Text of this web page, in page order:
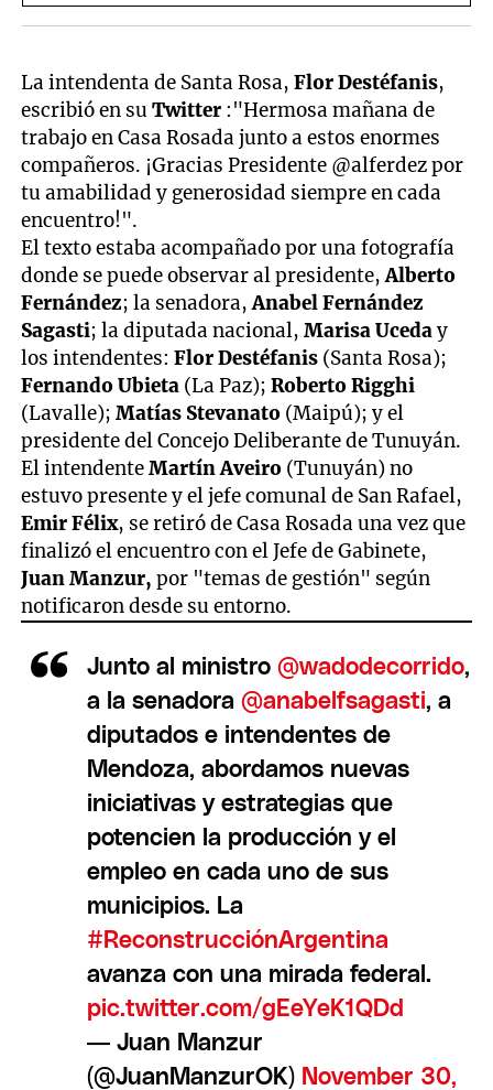
La intendenta de Santa Rosa,Flor Destéfanis,
escribió en suTwitter :"Hermosa mañana de
trabajo en Casa Rosada junto a estos enormes
compañeros. ¡Gracias Presidente @alferdez por
tu amabilidad y generosidad siempre en cada
encuentro!".
El texto estaba acompañado por una fotografía
donde se puede observar al presidente,Alberto
Fernández; la senadora,Anabel Fernández
Sagasti; la diputada nacional,Marisa Uceday
los intendentes:Flor Destéfanis (Santa Rosa);
Fernando Ubieta (La Paz);Roberto Rigghi
(Lavalle); Matías Stevanato (Maipú); y el
presidente del Concejo Deliberante de Tunuyán.
El intendenteMartín Aveiro (Tunuyán) no
estuvo presente y el jefe comunal de San Rafael,
Emir Félix, se retiró de Casa Rosada una vez que
finalizó el encuentro con el Jefe de Gabinete,
Juan Manzur, por "temas de gestión" según
notificaron desde su entorno.
Junto al ministro @wadodecorrido,
a la senadora @anabelfsagasti, a
diputados e intendentes de
Mendoza, abordamos nuevas
iniciativas y estrategias que
potencien la producción y el
empleo en cada uno de sus
municipios. La
#ReconstrucciónArgentina
avanza con una mirada federal.
pic.twitter.com/gEeYeK1QDd
— Juan Manzur
(@JuanManzurOK) November 30,